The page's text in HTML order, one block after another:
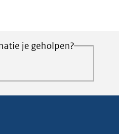
je geholpen?